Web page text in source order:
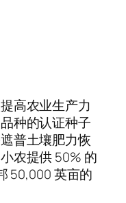
高农业生产力
种的认证种子
普土壤肥力恢
农提供 50% 的
50,000 英亩的